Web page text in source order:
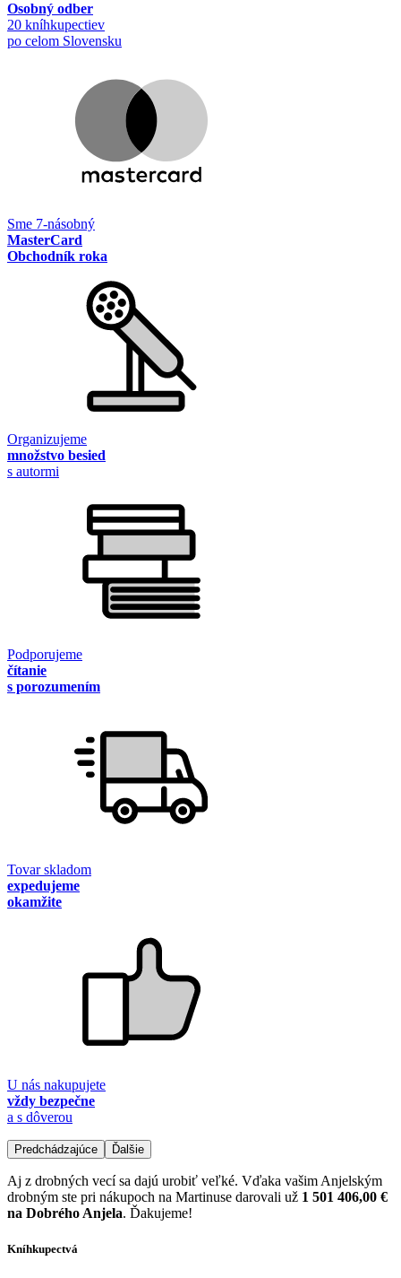
Osobný odber
20 kníhkupectiev
po celom Slovensku
Sme 7-násobný
MasterCard
Obchodník roka
Organizujeme
množstvo besied
s autormi
Podporujeme
čítanie
s porozumením
Tovar skladom
expedujeme
okamžite
U nás nakupujete
vždy bezpečne
a s dôverou
Predchádzajúce Ďalšie
Aj z drobných vecí sa dajú urobiť veľké. Vďaka vašim Anjelským
drobným ste pri nákupoch na Martinuse darovali už 1 501 406,00 €
na Dobrého Anjela. Ďakujeme!
Kníhkupectvá